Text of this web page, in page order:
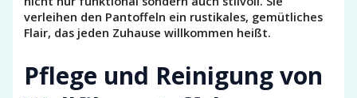
verleihen den Pantoffeln ein rustikales, gemütliches
Flair, das jeden Zuhause willkommen heißt.
Pflege und Reinigung von